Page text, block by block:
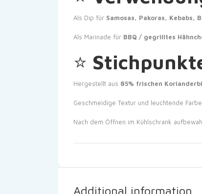
Als Dip für Samosas, Pakoras, Kebabs,
Als Marinade für BBQ / gegrilltes
⭐
Hergestellt aus 85% frischen
Geschmeidige Textur und leuchtende Farbe
Nach dem Öffnen im Kühlschrank
Additional information